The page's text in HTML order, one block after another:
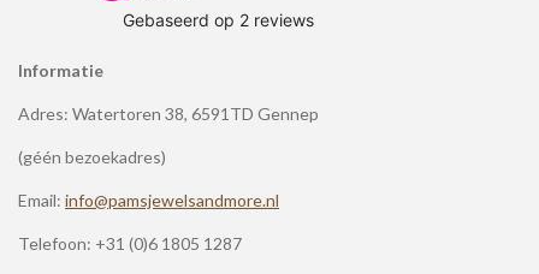
Informatie
Adres: Watertoren 38, 6591TD Gennep
(géén bezoekadres)
Email: info@pamsjewelsandmore.nl
Telefoon: +31 (0)6 1805 1287